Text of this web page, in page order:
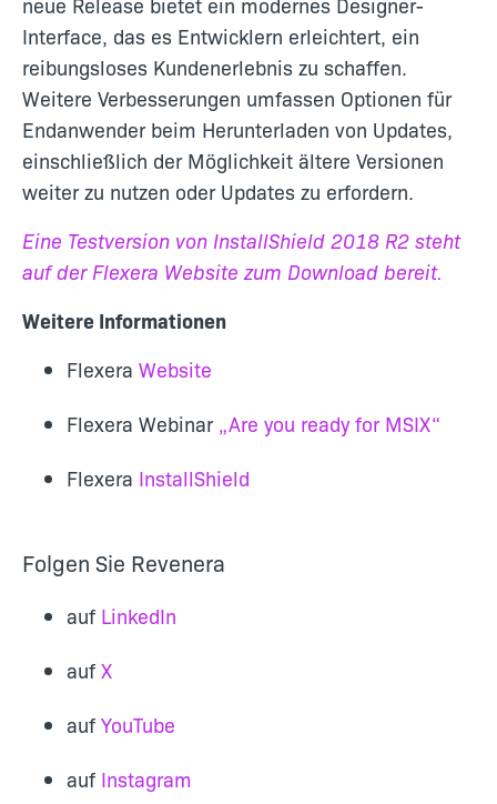
Interface, das es Entwicklern erleichtert, ein
reibungsloses Kundenerlebnis zu schaffen.
Weitere Verbesserungen umfassen Optionen für
Endanwender beim Herunterladen von Updates,
einschließlich der Möglichkeit ältere Versionen
weiter zu nutzen oder Updates zu erfordern.
Eine Testversion von InstallShield 2018 R2 steht
auf der Flexera Website zum Download bereit.
Weitere Informationen
Flexera Website
Flexera Webinar „Are you ready for MSIX“
Flexera InstallShield
Folgen Sie Revenera
auf LinkedIn
auf X
auf YouTube
auf Instagram